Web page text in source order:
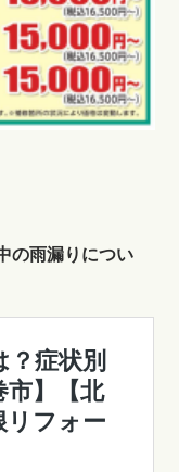
の雨漏りについ